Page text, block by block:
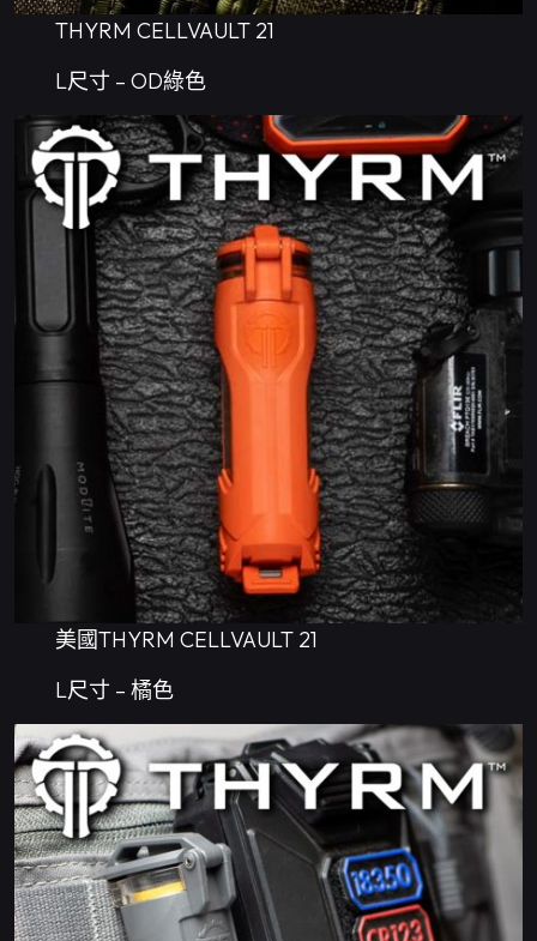
THYRM CELLVAULT 21
L尺寸 – OD綠色
美國THYRM CELLVAULT 21
L尺寸 – 橘色